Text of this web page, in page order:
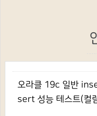
오라클 19c 일반
sert 성능 테스트(컬